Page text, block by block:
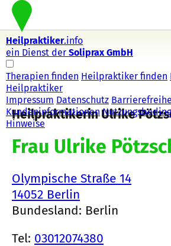
Heilpraktiker.info
ein Dienst der Soliprax GmbH
Therapien finden Heilpraktiker finden
Heilpraktiker
Impressum Datenschutz
Kundeninformationen
Hinweise
Heilpraktikerin Ulrike
Frau Ulrike
Olympische Straße 14
14052 Berlin
Bundesland: Berlin
Tel: 03012074380